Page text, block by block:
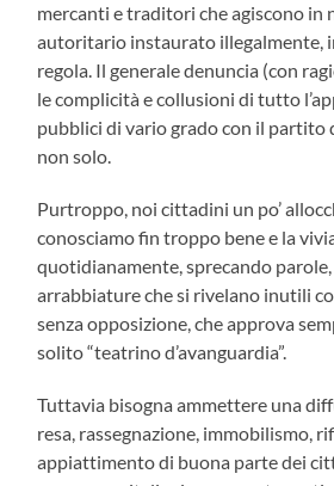
mercanti e traditori che agiscono in
autoritario instaurato illegalmente,
regola. Il generale denuncia (con
le complicità e collusioni di tutto
pubblici di vario grado con il partito
non solo.
Purtroppo, noi cittadini un po’
conosciamo fin troppo bene e la
quotidianamente, sprecando
arrabbiature che si rivelano inutili
senza opposizione, che approva
solito “teatrino d’avanguardia”.
Tuttavia bisogna ammettere una
resa, rassegnazione, immobilismo,
appiattimento di buona parte dei